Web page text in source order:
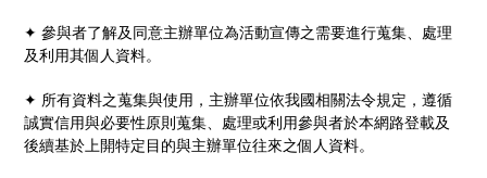
✦ 參與者了解及同意主辦單位為活動宣傳之需要進行蒐集、處理
及利用其個人資料。
✦ 所有資料之蒐集與使用，主辦單位依我國相關法令規定，遵循
誠實信用與必要性原則蒐集、處理或利用參與者於本網路登載及
後續基於上開特定目的與主辦單位往來之個人資料。